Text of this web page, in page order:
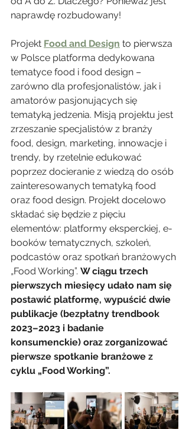
naprawdę rozbudowany!
Projekt Food and Design to pierwsza
w Polsce platforma dedykowana
tematyce food i food design –
zarówno dla profesjonalistów, jak i
amatorów pasjonujących się
tematyką jedzenia. Misją projektu jest
zrzeszanie specjalistów z branży
food, design, marketing, innowacje i
trendy, by rzetelnie edukować
poprzez docieranie z wiedzą do osób
zainteresowanych tematyką food
oraz food design. Projekt docelowo
składać się będzie z pięciu
elementów: platformy eksperckiej, e-
booków tematycznych, szkoleń,
podcastów oraz spotkań branżowych
„Food Working”. W ciągu trzech
pierwszych miesięcy udało nam się
postawić platformę, wypuścić dwie
publikacje (bezpłatny trendbook
2023–2023 i badanie
konsumenckie) oraz zorganizować
pierwsze spotkanie branżowe z
cyklu „Food Working”.